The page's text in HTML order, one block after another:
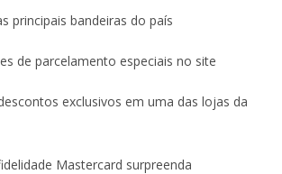
principais bandeiras do país
de parcelamento especiais no site
exclusivos em uma das lojas da
Mastercard surpreenda